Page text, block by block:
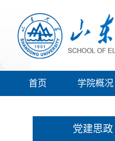
首页 学院概况
党建思政